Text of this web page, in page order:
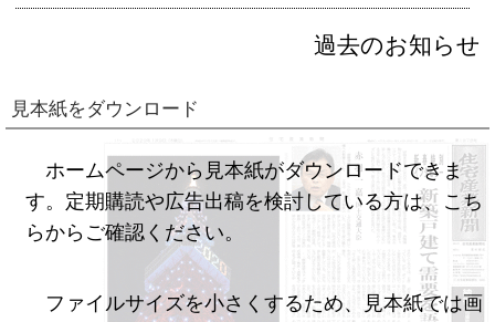
過去のお知らせ
見本紙をダウンロード
ホームページから見本紙がダウンロードできま
す。定期購読や広告出稿を検討している方は、こち
らからご確認ください。
ファイルサイズを小さくするため、見本紙では画